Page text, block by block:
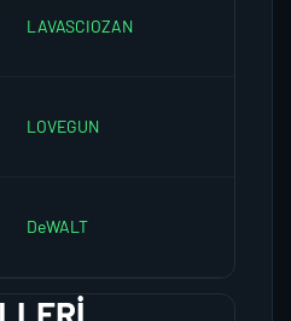
LAVASCIOZAN
LOVEGUN
DeWALT